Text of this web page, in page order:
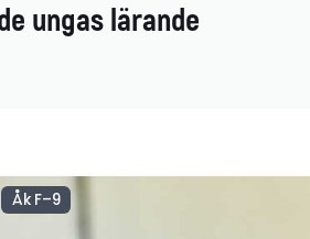
ungas lärande
Åk F–9